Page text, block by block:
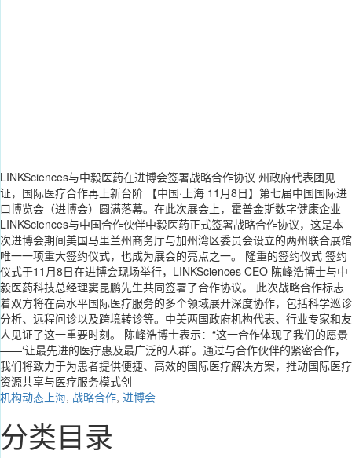
LINKSciences与中毅医药在进博会签署战略合作协议 州政府代表团见
证，国际医疗合作再上新台阶 【中国·上海 11月8日】第七届中国国际进
口博览会（进博会）圆满落幕。在此次展会上，霍普金斯数字健康企业
LINKSciences与中国合作伙伴中毅医药正式签署战略合作协议，这是本
次进博会期间美国马里兰州商务厅与加州湾区委员会设立的两州联合展馆
唯一一项重大签约仪式，也成为展会的亮点之一。 隆重的签约仪式 签约
仪式于11月8日在进博会现场举行，LINKSciences CEO 陈峰浩博士与中
毅医药科技总经理窦昆鹏先生共同签署了合作协议。 此次战略合作标志
着双方将在高水平国际医疗服务的多个领域展开深度协作，包括科学巡诊
分析、远程问诊以及跨境转诊等。中美两国政府机构代表、行业专家和友
人见证了这一重要时刻。 陈峰浩博士表示：“这一合作体现了我们的愿景
——‘让最先进的医疗惠及最广泛的人群’。通过与合作伙伴的紧密合作，
我们将致力于为患者提供便捷、高效的国际医疗解决方案，推动国际医疗
资源共享与医疗服务模式创
机构动态 上海, 战略合作, 进博会
分类目录